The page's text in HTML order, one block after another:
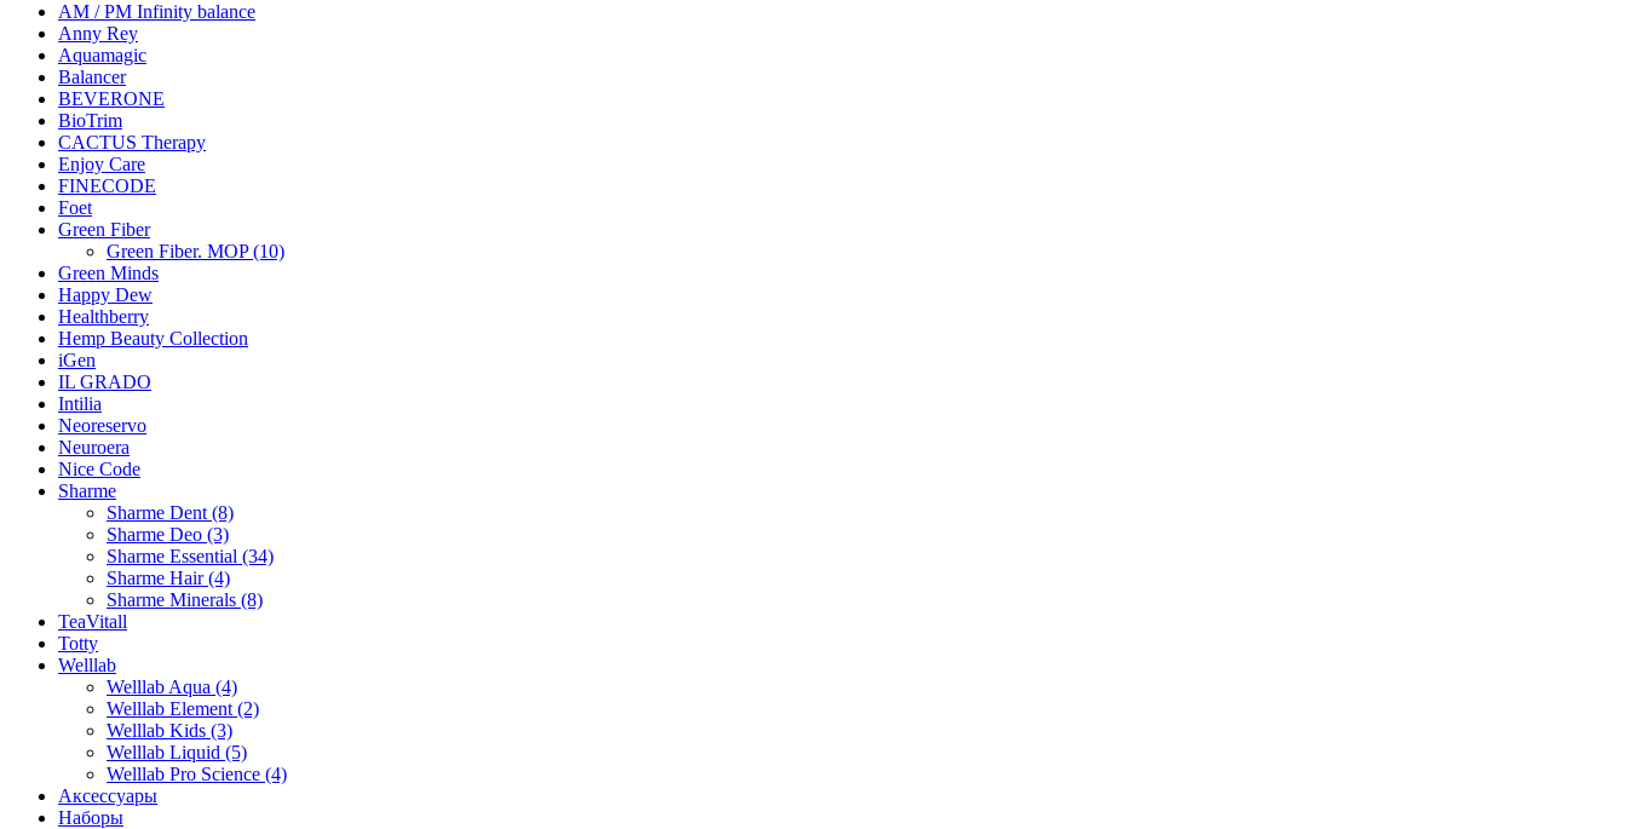
AM / PM Infinity balance
Anny Rey
Aquamagic
Balancer
BEVERONE
BioTrim
CACTUS Therapy
Enjoy Care
FINECODE
Foet
Green Fiber
Green Fiber. MOP (10)
Green Minds
Happy Dew
Healthberry
Hemp Beauty Collection
iGen
IL GRADO
Intilia
Neoreservo
Neuroera
Nice Code
Sharme
Sharme Dent (8)
Sharme Deo (3)
Sharme Essential (34)
Sharme Hair (4)
Sharme Minerals (8)
TeaVitall
Totty
Welllab
Welllab Aqua (4)
Welllab Element (2)
Welllab Kids (3)
Welllab Liquid (5)
Welllab Pro Science (4)
Аксессуары
Наборы